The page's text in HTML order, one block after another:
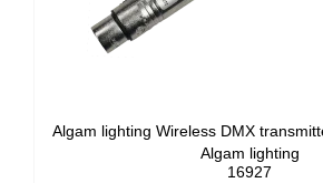
Algam lighting Wireless DMX
Algam lighting
16927